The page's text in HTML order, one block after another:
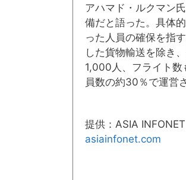
アハマド・ルクマン
備だと語った。具体
った人員の確保を指
した貨物輸送を除き
1,000人、フライト
員数の約30％で運営
提供：ASIA INFONET
asiainfonet.com